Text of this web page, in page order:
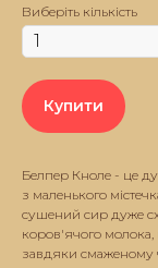
Виберіть кількість
Купити
Белпер Кноле - це
з маленького
сушений сир дуже
коров'ячого молока,
завдяки